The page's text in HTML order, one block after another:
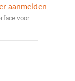
aanmelden
voor